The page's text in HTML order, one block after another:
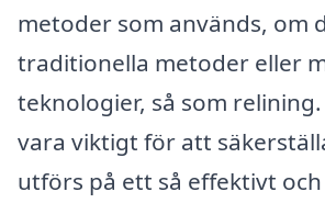
metoder som används, om
traditionella metoder eller
teknologier, så som
vara viktigt för att
utförs på ett så effektivt